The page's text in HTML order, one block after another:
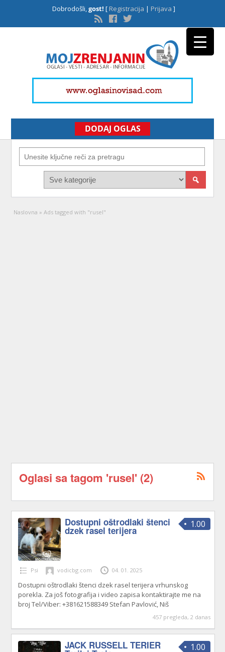
Dobrodošli,gost! [Registracija | Prijava ]
DODAJ OGLAS
Naslovna » Ads tagged with "rusel"
Oglasi sa tagom 'rusel' (2)
1.00
Dostupni oštrodlaki štenci
dzek rasel terijera
Psi vodicbg.com 04. 01. 2025
Dostupni oštrodlaki štenci dzek rasel terijera vrhunskog
porekla. Za još fotografija i video zapisa kontaktirajte me na
broj Tel/Viber: +381621588349 Stefan Pavlović, Niš
457 pregleda, 2 danas
1.00
JACK RUSSELL TERIER